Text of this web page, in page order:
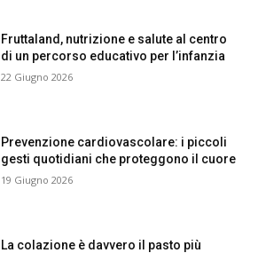
Fruttaland, nutrizione e salute al centro
di un percorso educativo per l’infanzia
22 Giugno 2026
Prevenzione cardiovascolare: i piccoli
gesti quotidiani che proteggono il cuore
19 Giugno 2026
La colazione è davvero il pasto più